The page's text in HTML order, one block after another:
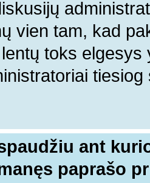
vien tam, kad
toks
ant
paprašo